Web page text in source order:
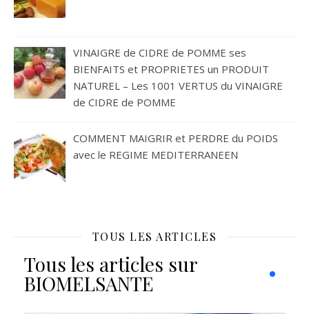
VINAIGRE de CIDRE de POMME ses
BIENFAITS et PROPRIETES un PRODUIT
NATUREL – Les 1001 VERTUS du VINAIGRE
de CIDRE de POMME
COMMENT MAIGRIR et PERDRE du POIDS
avec le REGIME MEDITERRANEEN
TOUS LES ARTICLES
Tous les articles sur
BIOMELSANTE